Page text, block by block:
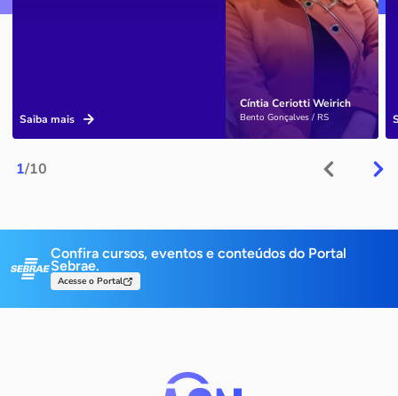
1/10
Cíntia Ceriotti Weirich
Bento Gonçalves / RS
Saiba mais
Confira cursos, eventos e conteúdos do Portal
Sebrae.
Acesse o Portal